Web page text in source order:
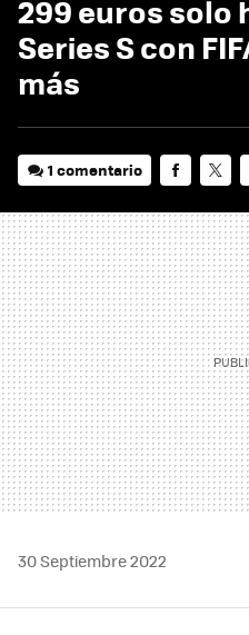
299 euros solo
Series S con
más
1 comentario
30 Septiembre 2022